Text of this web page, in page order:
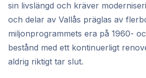
sin livslängd och kräver
och delar av Vallås präglas av
miljonprogrammets era på 1960-
bestånd med ett kontinuerligt
aldrig riktigt tar slut.